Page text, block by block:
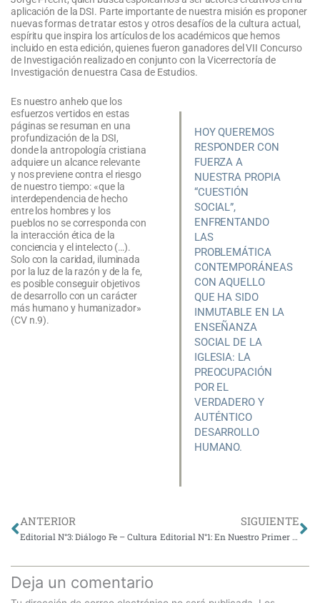
aplicación de la DSI. Parte importante de nuestra misión es proponer
nuevas formas de tratar estos y otros desafíos de la cultura actual,
espíritu que inspira los artículos de los académicos que hemos
incluido en esta edición, quienes fueron ganadores del VII Concurso
de Investigación realizado en conjunto con la Vicerrectoría de
Investigación de nuestra Casa de Estudios.
HOY QUEREMOS
RESPONDER CON
FUERZA A
NUESTRA PROPIA
“CUESTIÓN
SOCIAL”,
ENFRENTANDO
LAS
PROBLEMÁTICA
CONTEMPORÁNEAS
CON AQUELLO
QUE HA SIDO
INMUTABLE EN LA
ENSEÑANZA
SOCIAL DE LA
IGLESIA: LA
PREOCUPACIÓN
POR EL
VERDADERO Y
AUTÉNTICO
DESARROLLO
HUMANO.
Es nuestro anhelo que los
esfuerzos vertidos en estas
páginas se resuman en una
profundización de la DSI,
donde la antropología cristiana
adquiere un alcance relevante
y nos previene contra el riesgo
de nuestro tiempo: «que la
interdependencia de hecho
entre los hombres y los
pueblos no se corresponda con
la interacción ética de la
conciencia y el intelecto (…).
Solo con la caridad, iluminada
por la luz de la razón y de la fe,
es posible conseguir objetivos
de desarrollo con un carácter
más humano y humanizador»
(CV n.9).
Ant
ANTERIOR
Editorial N°3: Diálogo Fe – Cultura
SIGUIENTE
Editorial N°1: En Nuestro Primer Número
Deja un comentario